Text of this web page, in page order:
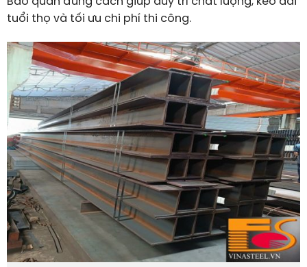
tuổi thọ và tối ưu chi phí thi công.